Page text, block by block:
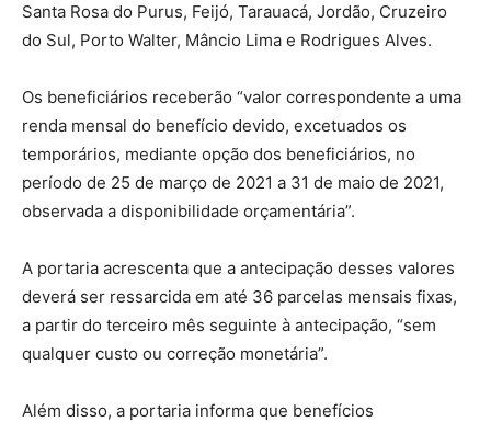
Santa Rosa do Purus, Feijó, Tarauacá, Jordão, Cruzeiro
do Sul, Porto Walter, Mâncio Lima e Rodrigues Alves.
Os beneficiários receberão “valor correspondente a uma
renda mensal do benefício devido, excetuados os
temporários, mediante opção dos beneficiários, no
período de 25 de março de 2021 a 31 de maio de 2021,
observada a disponibilidade orçamentária”.
A portaria acrescenta que a antecipação desses valores
deverá ser ressarcida em até 36 parcelas mensais fixas,
a partir do terceiro mês seguinte à antecipação, “sem
qualquer custo ou correção monetária”.
Além disso, a portaria informa que benefícios